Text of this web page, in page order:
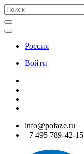
Россия
Войти
info@pofaze.ru
+7 495 789-42-15